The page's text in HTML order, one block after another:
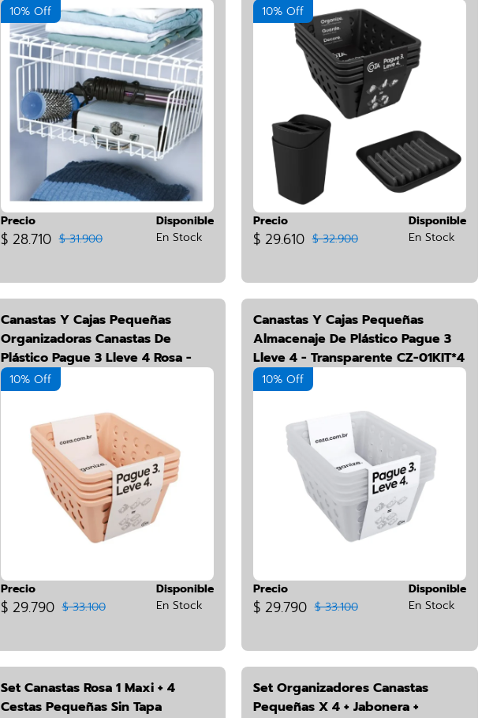
10% Off
Precio
$ 28.710 $ 31.900
Disponible
En Stock
10% Off
Precio
$ 29.610 $ 32.900
Disponible
En Stock
Canastas Y Cajas Pequeñas
Organizadoras Canastas De
Plástico Pague 3 Lleve 4 Rosa -
CZ-03KIT*4
10% Off
Precio
$ 29.790 $ 33.100
Disponible
En Stock
Canastas Y Cajas Pequeñas
Almacenaje De Plástico Pague 3
Lleve 4 - Transparente CZ-01KIT*4
10% Off
Precio
$ 29.790 $ 33.100
Disponible
En Stock
Set Canastas Rosa 1 Maxi + 4
Cestas Pequeñas Sin Tapa
Set Organizadores Canastas
Pequeñas X 4 + Jabonera +